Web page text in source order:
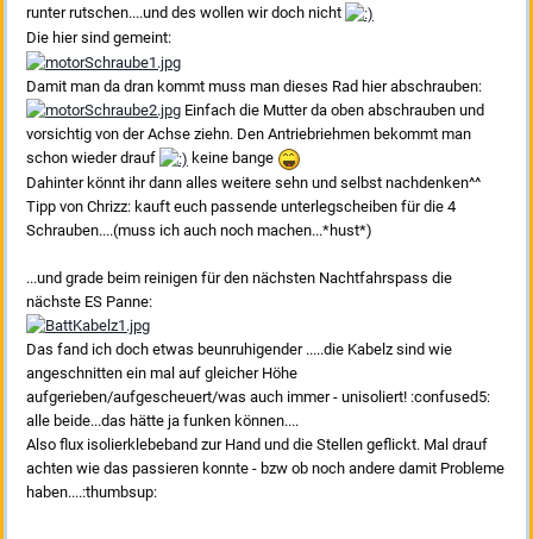
runter rutschen....und des wollen wir doch nicht
Die hier sind gemeint:
Damit man da dran kommt muss man dieses Rad hier abschrauben:
Einfach die Mutter da oben abschrauben und
vorsichtig von der Achse ziehn. Den Antriebriehmen bekommt man
schon wieder drauf
keine bange
Dahinter könnt ihr dann alles weitere sehn und selbst nachdenken^^
Tipp von Chrizz: kauft euch passende unterlegscheiben für die 4
Schrauben....(muss ich auch noch machen...*hust*)
...und grade beim reinigen für den nächsten Nachtfahrspass die
nächste ES Panne:
Das fand ich doch etwas beunruhigender .....die Kabelz sind wie
angeschnitten ein mal auf gleicher Höhe
aufgerieben/aufgescheuert/was auch immer - unisoliert! :confused5:
alle beide...das hätte ja funken können....
Also flux isolierklebeband zur Hand und die Stellen geflickt. Mal drauf
achten wie das passieren konnte - bzw ob noch andere damit Probleme
haben....:thumbsup: